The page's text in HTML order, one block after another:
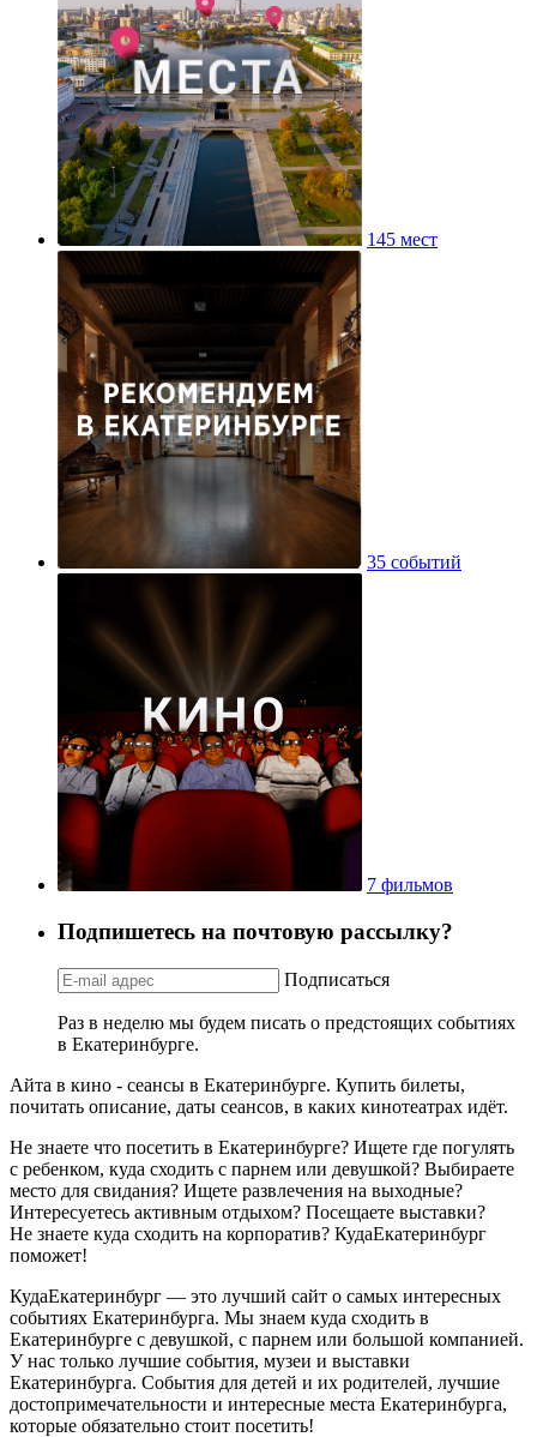
145 мест
35 событий
7 фильмов
Подпишетесь на почтовую рассылку?
Подписаться
Раз в неделю мы будем писать о предстоящих событиях
в Екатеринбурге.
Айта в кино - сеансы в Екатеринбурге. Купить билеты,
почитать описание, даты сеансов, в каких кинотеатрах идёт.
Не знаете что посетить в Екатеринбурге? Ищете где погулять
с ребенком, куда сходить с парнем или девушкой? Выбираете
место для свидания? Ищете развлечения на выходные?
Интересуетесь активным отдыхом? Посещаете выставки?
Не знаете куда сходить на корпоратив? КудаЕкатеринбург
поможет!
КудаЕкатеринбург — это лучший сайт о самых интересных
событиях Екатеринбурга. Мы знаем куда сходить в
Екатеринбурге с девушкой, с парнем или большой компанией.
У нас только лучшие события, музеи и выставки
Екатеринбурга. События для детей и их родителей, лучшие
достопримечательности и интересные места Екатеринбурга,
которые обязательно стоит посетить!